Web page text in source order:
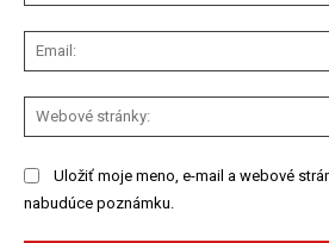
Uložiť moje meno, e-mail a webové
nabudúce poznámku.